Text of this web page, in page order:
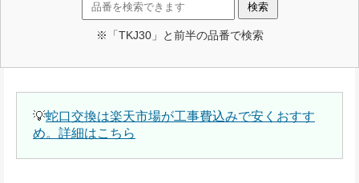
※「TKJ30」と前半の品番で検索
💡蛇口交換は楽天市場が工事費込みで安くおすす
め。詳細はこちら